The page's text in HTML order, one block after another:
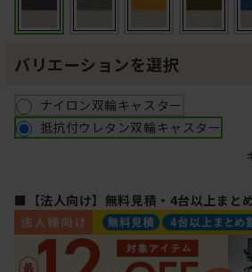
バリエーションを選択
ナイロン双輪キャスター
抵抗付ウレタン双輪キャスター
■【法人向け】無料見積・4台以上まと